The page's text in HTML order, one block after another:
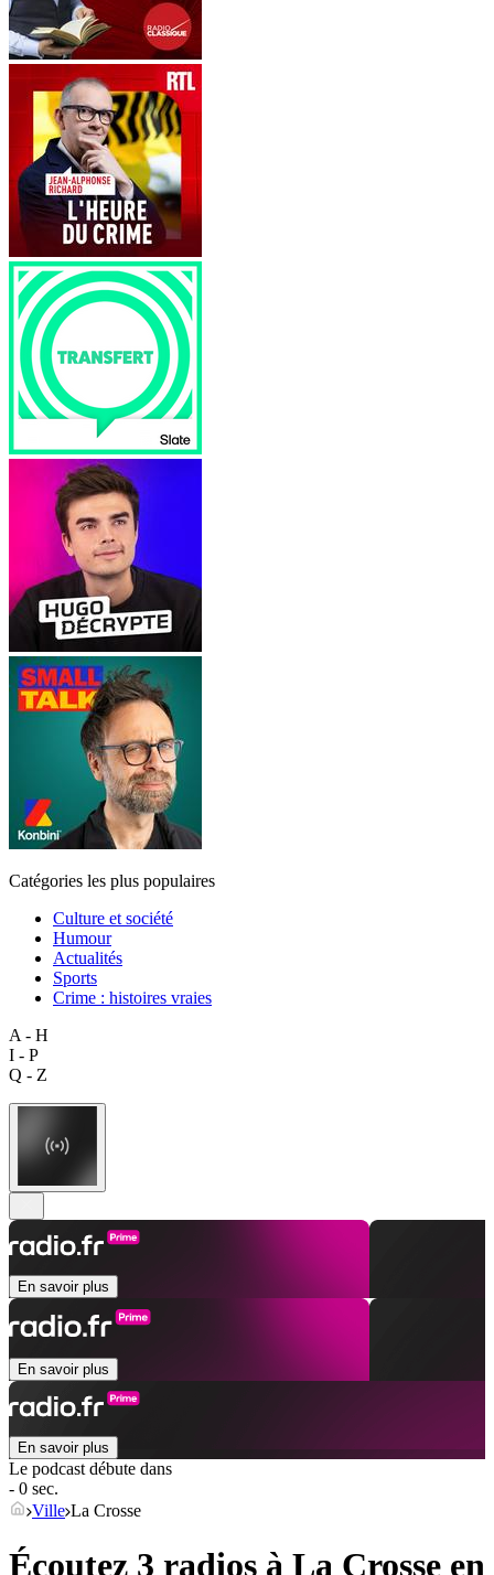
Catégories les plus populaires
Culture et société
Humour
Actualités
Sports
Crime : histoires vraies
A - H
I - P
Q - Z
En savoir plus
En savoir plus
En savoir plus
Le podcast débute dans
- 0 sec.
Ville La Crosse
Écoutez 3 radios à La Crosse en